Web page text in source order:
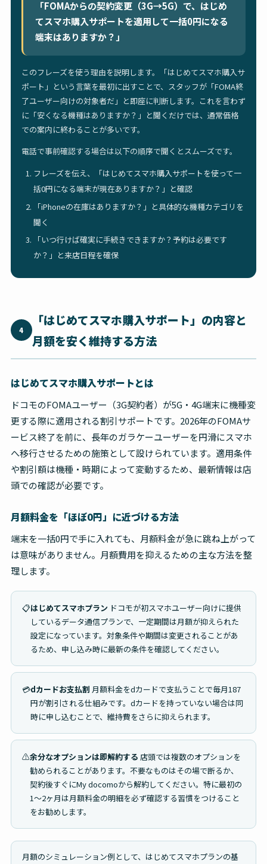
「FOMAからの契約変更（3G→5G）で、はじめ
てスマホ購入サポートを適用して一括0円になる
端末はありますか？」
このフレーズを使う理由を説明します。「はじめてスマホ購入サ
ポート」という言葉を最初に出すことで、スタッフが「FOMA終
了ユーザー向けの対象者だ」と即座に判断します。これを言わず
に「安くなる機種はありますか？」と聞くだけでは、通常価格
での案内に終わることが多いです。
電話で事前確認する場合は以下の順序で聞くとスムーズです。
フレーズを伝え、「はじめてスマホ購入サポートを使って一
括0円になる端末が現在ありますか？」と確認
「iPhoneの在庫はありますか？」と具体的な機種カテゴリを
聞く
「いつ行けば確実に手続きできますか？予約は必要です
か？」と来店日程を確保
4
「はじめてスマホ購入サポート」の内容と
月額を安く維持する方法
はじめてスマホ購入サポートとは
ドコモのFOMAユーザー（3G契約者）が5G・4G端末に機種変
更する際に適用される割引サポートです。2026年のFOMAサ
ービス終了を前に、長年のガラケーユーザーを円滑にスマホ
へ移行させるための施策として設けられています。適用条件
や割引額は機種・時期によって変動するため、最新情報は店
頭での確認が必要です。
月額料金を「ほぼ0円」に近づける方法
端末を一括0円で手に入れても、月額料金が急に跳ね上がって
は意味がありません。月額費用を抑えるための主な方法を整
理します。
📋はじめてスマホプラン ドコモが初スマホユーザー向けに提供
しているデータ通信プランで、一定期間は月額が抑えられた
設定になっています。対象条件や期間は変更されることがあ
るため、申し込み時に最新の条件を確認してください。
💳dカードお支払割 月額料金をdカードで支払うことで毎月187
円が割引される仕組みです。dカードを持っていない場合は同
時に申し込むことで、維持費をさらに抑えられます。
⚠️余分なオプションは即解約する 店頭では複数のオプションを
勧められることがあります。不要なものはその場で断るか、
契約後すぐにMy docomoから解約してください。特に最初の
1〜2ヶ月は月額料金の明細を必ず確認する習慣をつけること
をお勧めします。
月額のシミュレーション例として、はじめてスマホプランの基